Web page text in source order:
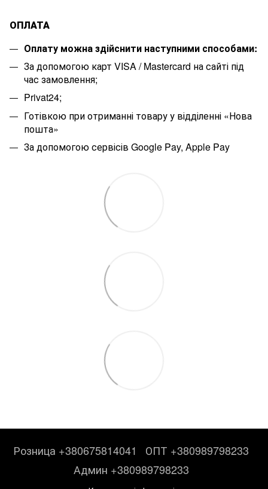
ОПЛАТА
Оплату можна здійснити наступними способами:
За допомогою карт VISA / Mastercard на сайті під
час замовлення;
Privat24;
Готівкою при отриманні товару у відділенні «Нова
пошта»
За допомогою сервісів Google Pay, Apple Pay
Розница +380675814041
ОПТ +380989798233
Админ +380989798233